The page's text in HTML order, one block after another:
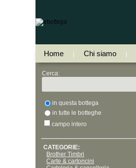
Home Chi siamo
Cerca:
in questa bottega
in tutte le botteghe
campo intero
CATEGORIE:
Brother Timbri
Carte & cartoncini